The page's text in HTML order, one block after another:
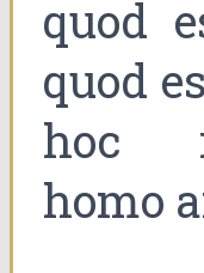
quod
quod
hoc
homo